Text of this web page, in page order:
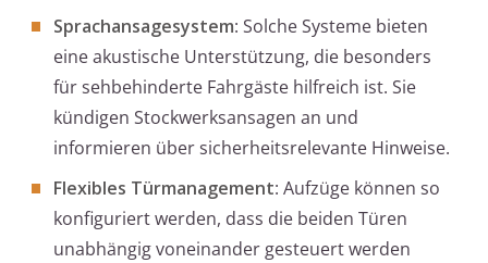
Sprachansagesystem: Solche Systeme bieten
eine akustische Unterstützung, die besonders
für sehbehinderte Fahrgäste hilfreich ist. Sie
kündigen Stockwerksansagen an und
informieren über sicherheitsrelevante Hinweise.
Flexibles Türmanagement: Aufzüge können so
konfiguriert werden, dass die beiden Türen
unabhängig voneinander gesteuert werden